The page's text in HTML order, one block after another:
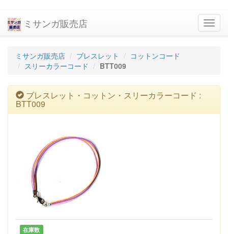
ミサンガ販売店
ミサンガ販売店 ブレスレット
コットンコード
スリーカラーコード
BTT009
ブレスレット・コットン・スリーカラーコード :
BTT009
在庫数